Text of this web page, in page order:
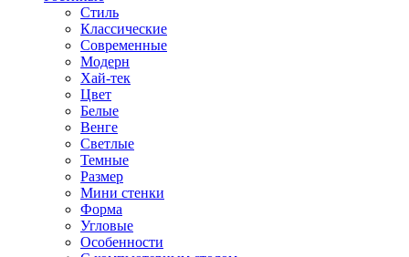
Стиль
Классические
Современные
Модерн
Хай-тек
Цвет
Белые
Венге
Светлые
Темные
Размер
Мини стенки
Форма
Угловые
Особенности